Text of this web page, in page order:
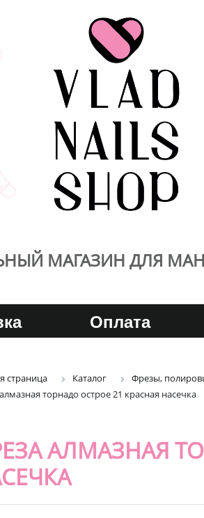
МАГАЗИН ДЛЯ
Оплата
страница Каталог Фрезы,
торнадо острое 21 красная насечка
АЛМАЗНАЯ